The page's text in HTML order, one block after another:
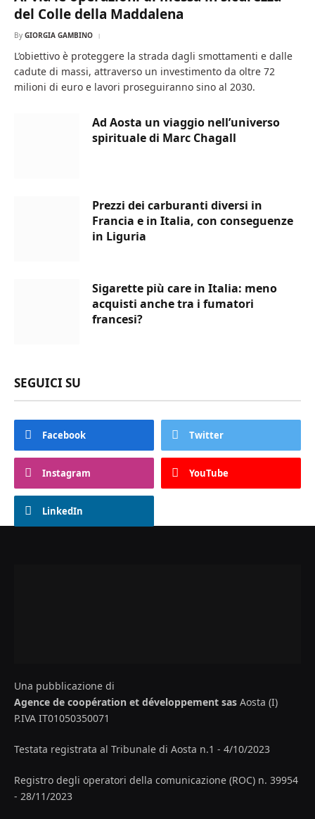
del Colle della Maddalena
By GIORGIA GAMBINO
L’obiettivo è proteggere la strada dagli smottamenti e dalle
cadute di massi, attraverso un investimento da oltre 72
milioni di euro e lavori proseguiranno sino al 2030.
Ad Aosta un viaggio nell’universo
spirituale di Marc Chagall
Prezzi dei carburanti diversi in
Francia e in Italia, con conseguenze
in Liguria
Sigarette più care in Italia: meno
acquisti anche tra i fumatori
francesi?
SEGUICI SU
Facebook Twitter
Instagram YouTube
LinkedIn
Una pubblicazione di
Agence de coopération et développement sas Aosta (I)
P.IVA IT01050350071
Testata registrata al Tribunale di Aosta n.1 - 4/10/2023
Registro degli operatori della comunicazione (ROC) n. 39954
- 28/11/2023